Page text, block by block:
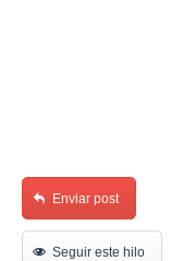
Enviar post
Seguir este hilo